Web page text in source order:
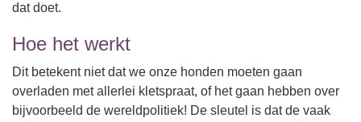
dat doet.
Hoe het werkt
Dit betekent niet dat we onze honden moeten gaan
overladen met allerlei kletspraat, of het gaan hebben over
bijvoorbeeld de wereldpolitiek! De sleutel is dat de vaak